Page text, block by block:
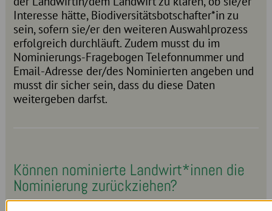
Interesse hätte, Biodiversitätsbotschafter*in zu
sein, sofern sie/er den weiteren Auswahlprozess
erfolgreich durchläuft. Zudem musst du im
Nominierungs-Fragebogen Telefonnummer und
Email-Adresse der/des Nominierten angeben und
musst dir sicher sein, dass du diese Daten
weitergeben darfst.
Können nominierte Landwirt*innen die
Nominierung zurückziehen?
Ja. Das Projektteam vonsuske consultingnimmt